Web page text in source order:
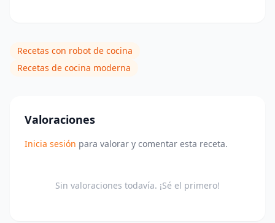
Recetas con robot de cocina
Recetas de cocina moderna
Valoraciones
Inicia sesión para valorar y comentar esta receta.
Sin valoraciones todavía. ¡Sé el primero!